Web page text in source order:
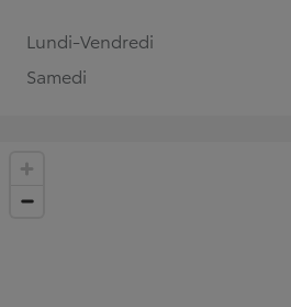
Lundi-Vendredi
Samedi